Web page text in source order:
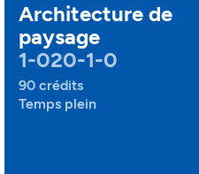
Architecture de
paysage
1-020-1-0
90 crédits
Temps plein